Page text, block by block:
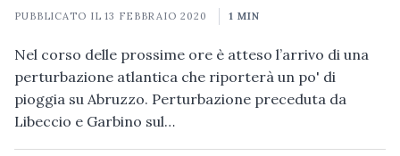
PUBBLICATO IL13 FEBBRAIO 2020 1 MIN
Nel corso delle prossime ore è atteso l’arrivo di una
perturbazione atlantica che riporterà un po' di
pioggia su Abruzzo. Perturbazione preceduta da
Libeccio e Garbino sul…